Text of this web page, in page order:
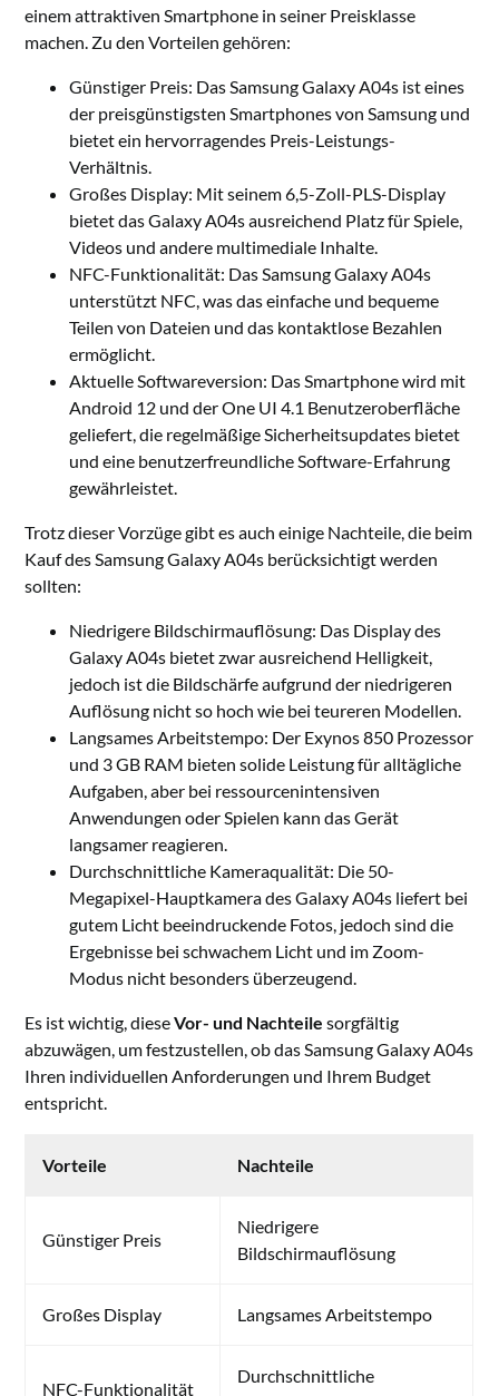
einem attraktiven Smartphone in seiner Preisklasse
machen. Zu den Vorteilen gehören:
Günstiger Preis: Das Samsung Galaxy A04s ist eines
der preisgünstigsten Smartphones von Samsung und
bietet ein hervorragendes Preis-Leistungs-
Verhältnis.
Großes Display: Mit seinem 6,5-Zoll-PLS-Display
bietet das Galaxy A04s ausreichend Platz für Spiele,
Videos und andere multimediale Inhalte.
NFC-Funktionalität: Das Samsung Galaxy A04s
unterstützt NFC, was das einfache und bequeme
Teilen von Dateien und das kontaktlose Bezahlen
ermöglicht.
Aktuelle Softwareversion: Das Smartphone wird mit
Android 12 und der One UI 4.1 Benutzeroberfläche
geliefert, die regelmäßige Sicherheitsupdates bietet
und eine benutzerfreundliche Software-Erfahrung
gewährleistet.
Trotz dieser Vorzüge gibt es auch einige Nachteile, die beim
Kauf des Samsung Galaxy A04s berücksichtigt werden
sollten:
Niedrigere Bildschirmauflösung: Das Display des
Galaxy A04s bietet zwar ausreichend Helligkeit,
jedoch ist die Bildschärfe aufgrund der niedrigeren
Auflösung nicht so hoch wie bei teureren Modellen.
Langsames Arbeitstempo: Der Exynos 850 Prozessor
und 3 GB RAM bieten solide Leistung für alltägliche
Aufgaben, aber bei ressourcenintensiven
Anwendungen oder Spielen kann das Gerät
langsamer reagieren.
Durchschnittliche Kameraqualität: Die 50-
Megapixel-Hauptkamera des Galaxy A04s liefert bei
gutem Licht beeindruckende Fotos, jedoch sind die
Ergebnisse bei schwachem Licht und im Zoom-
Modus nicht besonders überzeugend.
Es ist wichtig, dieseVor- und Nachteile sorgfältig
abzuwägen, um festzustellen, ob das Samsung Galaxy A04s
Ihren individuellen Anforderungen und Ihrem Budget
entspricht.
Vorteile Nachteile
Günstiger Preis
Niedrigere
Bildschirmauflösung
Großes Display Langsames Arbeitstempo
NFC-Funktionalität
Durchschnittliche